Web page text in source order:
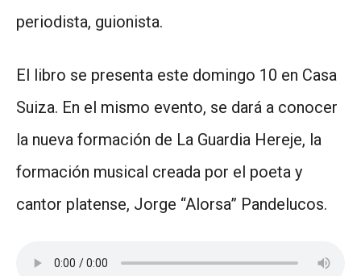
periodista, guionista.
El libro se presenta este domingo 10 en Casa
Suiza. En el mismo evento, se dará a conocer
la nueva formación de La Guardia Hereje, la
formación musical creada por el poeta y
cantor platense, Jorge “Alorsa” Pandelucos.